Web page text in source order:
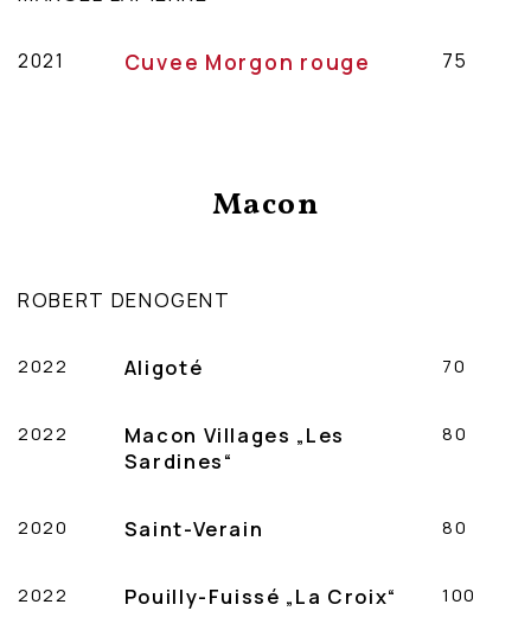
2021 Cuvee Morgon rouge 75
Macon
ROBERT DENOGENT
2022 Aligoté 70
2022
Macon Villages „Les
Sardines“
80
2020 Saint-Verain 80
2022 Pouilly-Fuissé „La Croix“ 100